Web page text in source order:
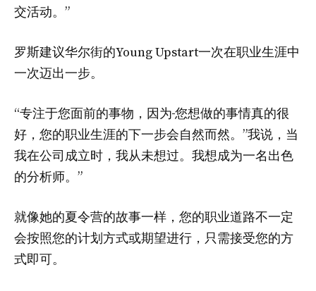
交活动。”
罗斯建议华尔街的Young Upstart一次在职业生涯中
一次迈出一步。
“专注于您面前的事物，因为 您想做的事情真的很
好，您的职业生涯的下一步会自然而然。”我说，当
我在公司成立时，我从未想过。我想成为一名出色
的分析师。”
就像她的夏令营的故事一样，您的职业道路不一定
会按照您的计划方式或期望进行，只需接受您的方
式即可。